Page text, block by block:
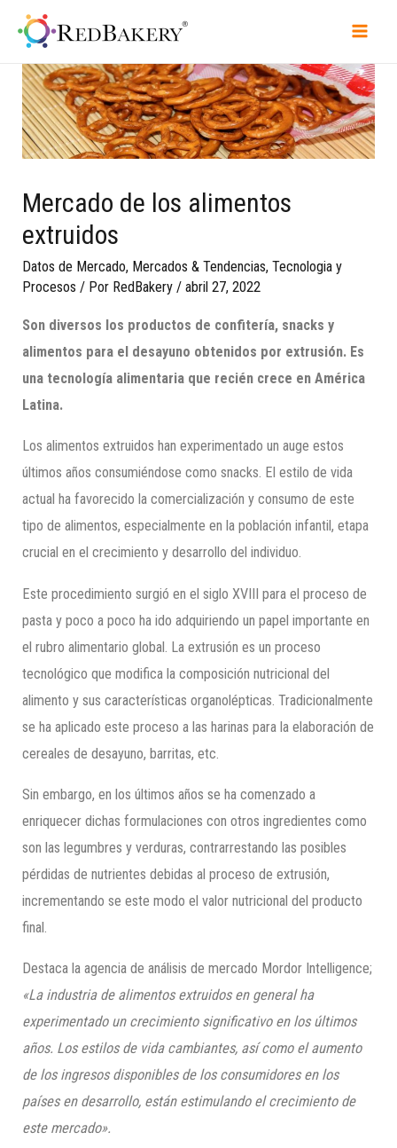
Mercado de los alimentos
extruidos
Datos de Mercado, Mercados & Tendencias,Tecnologia y
Procesos / Por RedBakery /abril 27, 2022
Son diversos los productos de confitería, snacks y
alimentos para el desayuno obtenidos por extrusión. Es
una tecnología alimentaria que recién crece en América
Latina.
Los alimentos extruidos han experimentado un auge estos
últimos años consumiéndose como snacks. El estilo de vida
actual ha favorecido la comercialización y consumo de este
tipo de alimentos, especialmente en la población infantil, etapa
crucial en el crecimiento y desarrollo del individuo.
Este procedimiento surgió en el siglo XVIII para el proceso de
pasta y poco a poco ha ido adquiriendo un papel importante en
el rubro alimentario global. La extrusión es un proceso
tecnológico que modifica la composición nutricional del
alimento y sus características organolépticas. Tradicionalmente
se ha aplicado este proceso a las harinas para la elaboración de
cereales de desayuno, barritas, etc.
Sin embargo, en los últimos años se ha comenzado a
enriquecer dichas formulaciones con otros ingredientes como
son las legumbres y verduras, contrarrestando las posibles
pérdidas de nutrientes debidas al proceso de extrusión,
incrementando se este modo el valor nutricional del producto
final.
Destaca la agencia de análisis de mercado Mordor Intelligence;
«La industria de alimentos extruidos en general ha
experimentado un crecimiento significativo en los últimos
años. Los estilos de vida cambiantes, así como el aumento
de los ingresos disponibles de los consumidores en los
países en desarrollo, están estimulando el crecimiento de
este mercado».